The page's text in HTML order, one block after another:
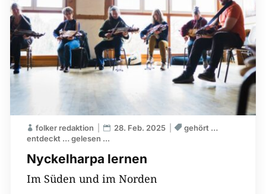
Nyckelharpa lernen
folker redaktion 28. Feb. 2025
gehört …
entdeckt … gelesen ...
Im Süden und im Norden